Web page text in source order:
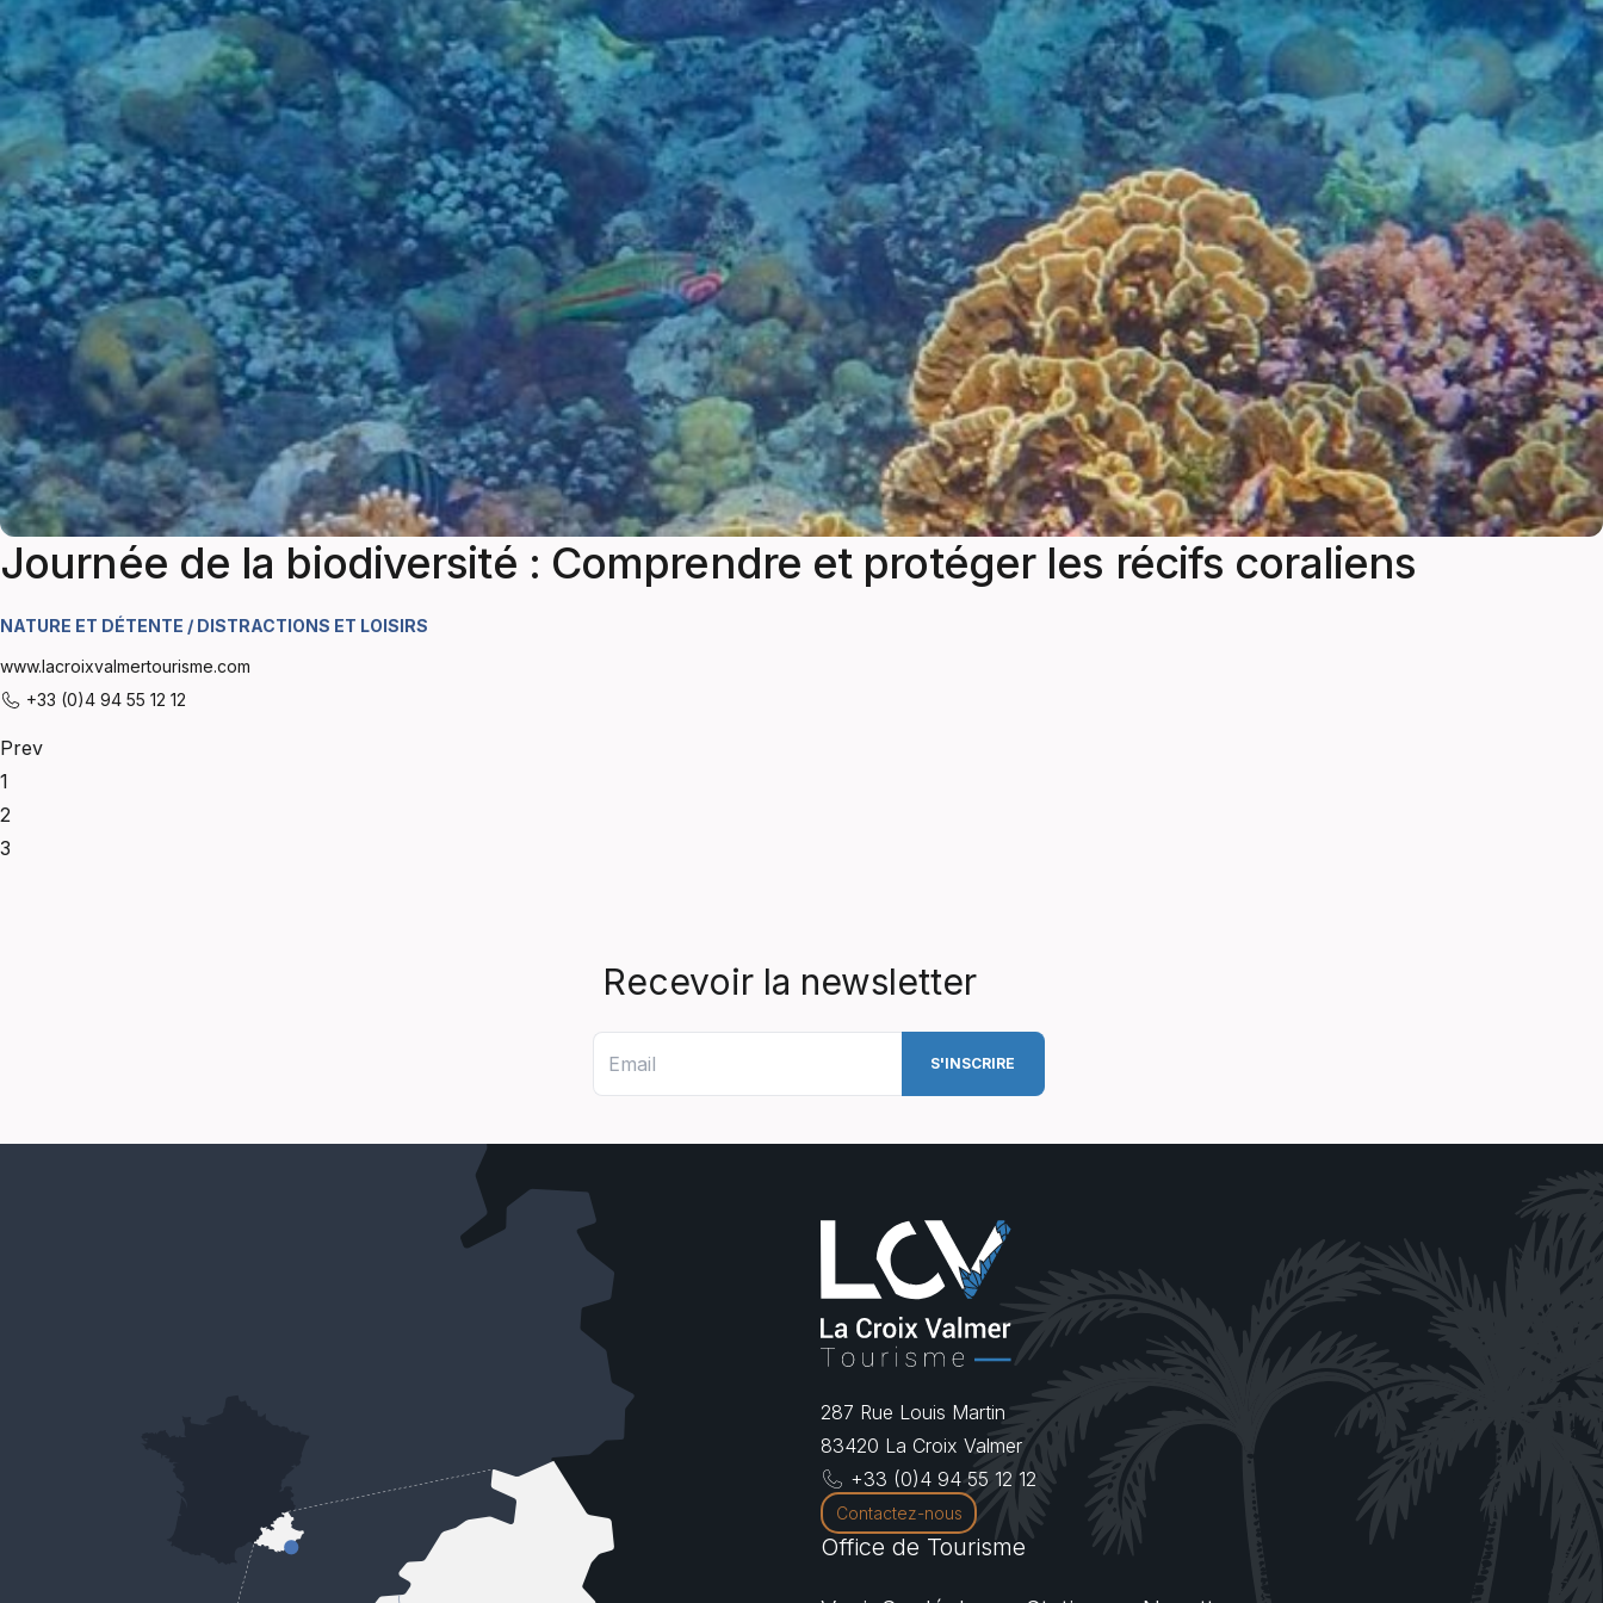
Journée de la biodiversité : Comprendre et protéger les récifs coraliens
NATURE ET DÉTENTE / DISTRACTIONS ET LOISIRS
www.lacroixvalmertourisme.com
+33 (0)4 94 55 12 12
Prev
1
2
3
Recevoir la newsletter
287 Rue Louis Martin
83420 La Croix Valmer
+33 (0)4 94 55 12 12
Contactez-nous
Office de Tourisme